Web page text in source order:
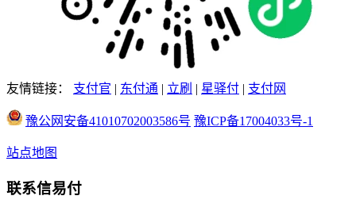
友情链接： 支付官 | 东付通 | 立刷 | 星驿付 | 支付网
豫公网安备41010702003586号 豫ICP备17004033号-1
站点地图
联系信易付